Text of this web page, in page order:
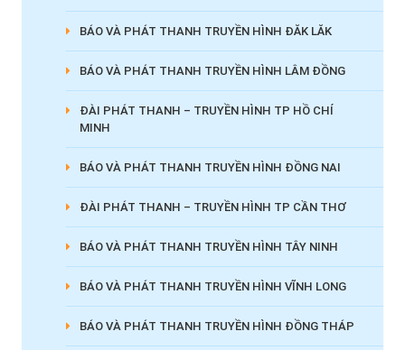
BÁO VÀ PHÁT THANH TRUYỀN HÌNH ĐĂK LĂK
BÁO VÀ PHÁT THANH TRUYỀN HÌNH LÂM ĐỒNG
ĐÀI PHÁT THANH – TRUYỀN HÌNH TP HỒ CHÍ
MINH
BÁO VÀ PHÁT THANH TRUYỀN HÌNH ĐỒNG NAI
ĐÀI PHÁT THANH – TRUYỀN HÌNH TP CẦN THƠ
BÁO VÀ PHÁT THANH TRUYỀN HÌNH TÂY NINH
BÁO VÀ PHÁT THANH TRUYỀN HÌNH VĨNH LONG
BÁO VÀ PHÁT THANH TRUYỀN HÌNH ĐỒNG THÁP